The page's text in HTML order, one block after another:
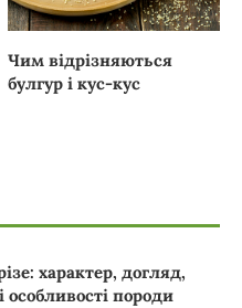
Чим відрізняються
булгур і кус-кус
характер, догляд,
особливості породи